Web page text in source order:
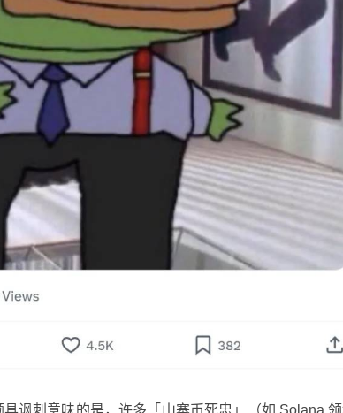
讽刺意味的是，许多「山寨币死忠」（如